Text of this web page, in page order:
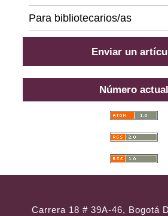
Para bibliotecarios/as
Enviar un
Número actual
Carrera 18 # 39A-46, Bogotá